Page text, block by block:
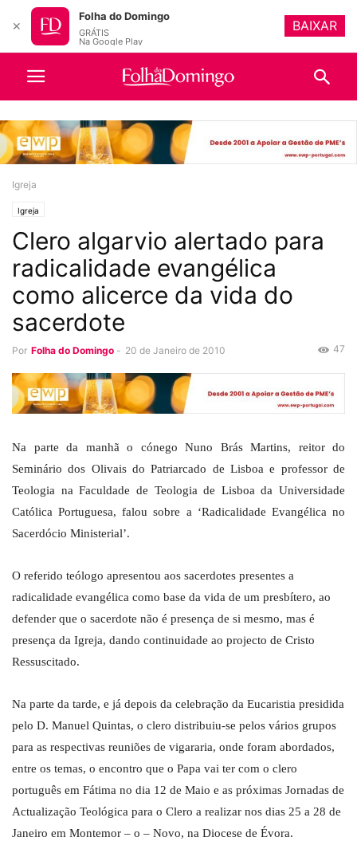
Igreja
Igreja
Clero algarvio alertado para
radicalidade evangélica
como alicerce da vida do
sacerdote
Por Folha do Domingo - 20 de Janeiro de 2010 47
Na parte da manhã o cónego Nuno Brás Martins, reitor do
Seminário dos Olivais do Patriarcado de Lisboa e professor de
Teologia na Faculdade de Teologia de Lisboa da Universidade
Católica Portuguesa, falou sobre a ‘Radicalidade Evangélica no
Sacerdócio Ministerial’.
O referido teólogo apresentou aos sacerdotes presentes a
radicalidade evangélica como base da vida de um presbítero, ao
defender que o sacerdote não é presença de si mesmo, mas é
presença da Igreja, dando continuidade ao projecto de Cristo
Ressuscitado.
Na parte da tarde, e já depois da celebração da Eucaristia presidida
pelo D. Manuel Quintas, o clero distribuiu-se pelos vários grupos
para as respectivas reuniões de vigararia, onde foram abordados,
entre os temas, o encontro que o Papa vai ter com o clero
português em Fátima no dia 12 de Maio e as próximas Jornadas de
Actualização Teológica para o Clero a realizar nos dias 25 a 28 de
Janeiro em Montemor – o – Novo, na Diocese de Évora.
✕
Folha do Domingo
GRÁTIS
Na Google Play
BAIXAR